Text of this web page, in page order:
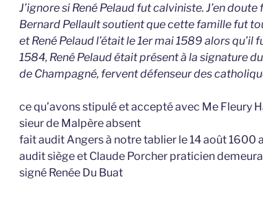
J’ignore si René Pelaud fut calviniste. J’en
Bernard Pellault soutient que cette famille fut
et René Pelaud l’était le 1er mai 1589 alors
1584, René Pelaud était présent à la signature
de Champagné, fervent défenseur des
ce qu’avons stipulé et accepté avec Me Fleury
sieur de Malpère absent
fait audit Angers à notre tablier le 14 août
audit siège et Claude Porcher praticien
signé Renée Du Buat